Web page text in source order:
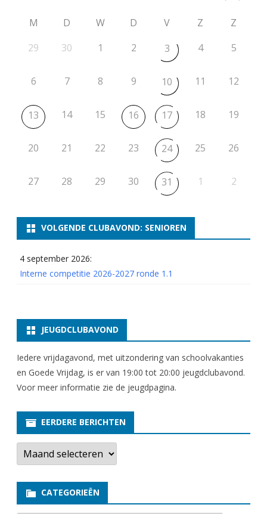
M D W D V Z
Z
29
30 1 2 3 4 5
6 7 8 9 10 11 12
13 14 15 16 17 18 19
20 21 22 23 24 25 26
27 28 29 30 31 1 2
VOLGENDE CLUBAVOND: SENIOREN
4 september 2026:
Interne competitie 2026-2027 ronde 1.1
JEUGDCLUBAVOND
Iedere vrijdagavond, met uitzondering van schoolvakanties
en Goede Vrijdag, is er van 19:00 tot 20:00 jeugdclubavond.
Voor meer informatie zie de jeugdpagina.
EERDERE BERICHTEN
E
r
e
e
CATEGORIEËN